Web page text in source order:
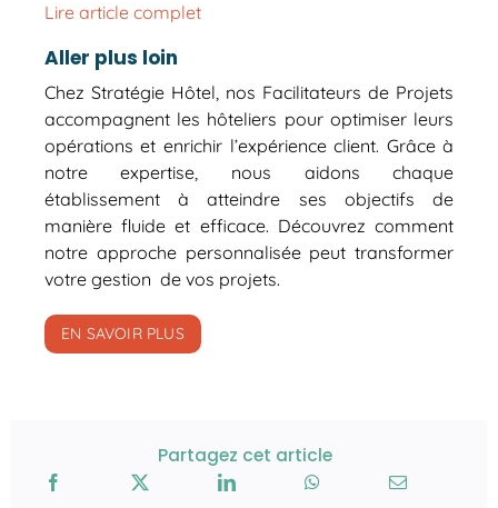
Lire article complet
Aller plus loin
Chez Stratégie Hôtel, nos Facilitateurs de Projets
accompagnent les hôteliers pour optimiser leurs
opérations et enrichir l’expérience client. Grâce à
notre expertise, nous aidons chaque
établissement à atteindre ses objectifs de
manière fluide et efficace. Découvrez comment
notre approche personnalisée peut transformer
votre gestion de vos projets.
EN SAVOIR PLUS
Partagez cet article